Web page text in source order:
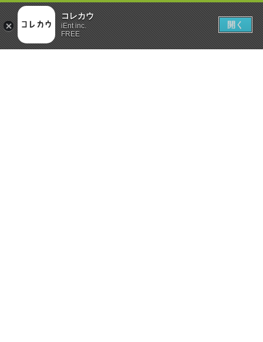
コレカウ
iEnt inc.
FREE
開く